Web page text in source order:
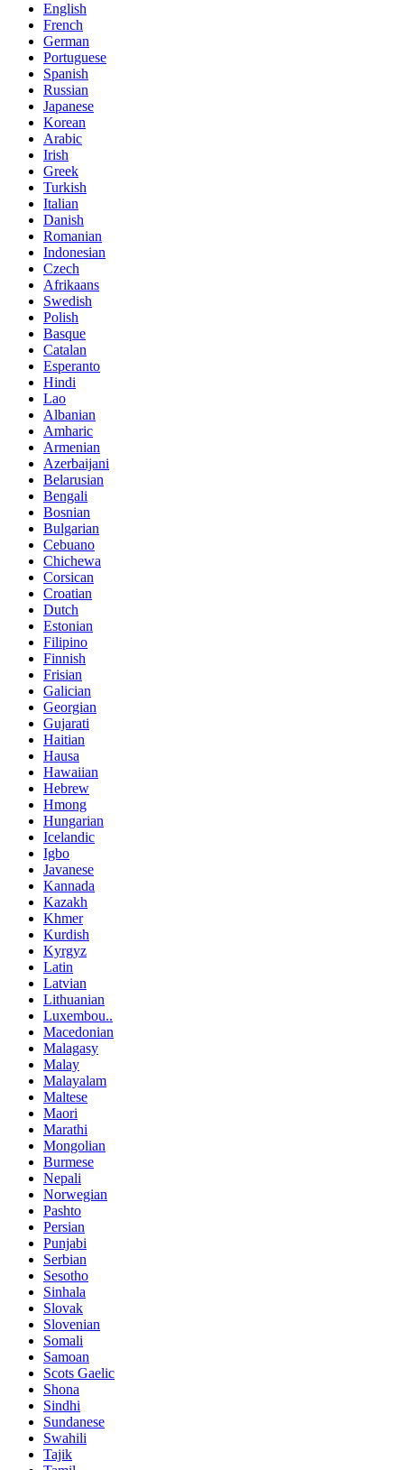
English
French
German
Portuguese
Spanish
Russian
Japanese
Korean
Arabic
Irish
Greek
Turkish
Italian
Danish
Romanian
Indonesian
Czech
Afrikaans
Swedish
Polish
Basque
Catalan
Esperanto
Hindi
Lao
Albanian
Amharic
Armenian
Azerbaijani
Belarusian
Bengali
Bosnian
Bulgarian
Cebuano
Chichewa
Corsican
Croatian
Dutch
Estonian
Filipino
Finnish
Frisian
Galician
Georgian
Gujarati
Haitian
Hausa
Hawaiian
Hebrew
Hmong
Hungarian
Icelandic
Igbo
Javanese
Kannada
Kazakh
Khmer
Kurdish
Kyrgyz
Latin
Latvian
Lithuanian
Luxembou..
Macedonian
Malagasy
Malay
Malayalam
Maltese
Maori
Marathi
Mongolian
Burmese
Nepali
Norwegian
Pashto
Persian
Punjabi
Serbian
Sesotho
Sinhala
Slovak
Slovenian
Somali
Samoan
Scots Gaelic
Shona
Sindhi
Sundanese
Swahili
Tajik